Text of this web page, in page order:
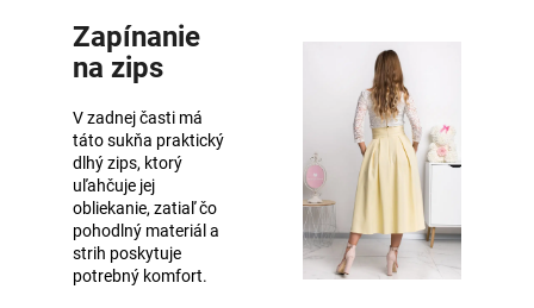
Zapínanie
na zips
V zadnej časti má
táto sukňa praktický
dlhý zips, ktorý
uľahčuje jej
obliekanie, zatiaľ čo
pohodlný materiál a
strih poskytuje
potrebný komfort.